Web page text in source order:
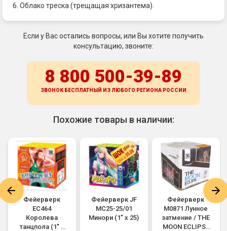
6. Облако треска (трещащая хризантема).
Если у Вас остались вопросы, или Вы хотите получить
консультацию, звоните:
8 800 500-39-89
ЗВОНОК БЕСПЛАТНЫЙ ИЗ ЛЮБОГО РЕГИОНА РОССИИ
Похожие товары в наличии:
Фейерверк
ЕС464
Королева
танцпола (1" х
Фейерверк JF
MC25-25/01
Минори (1" х 25)
Фейерверк
M0871 Лунное
затмение / THE
MOON ECLIPSE